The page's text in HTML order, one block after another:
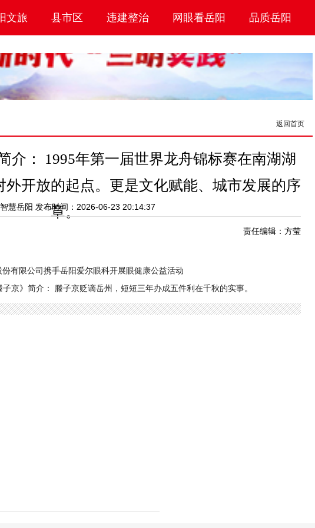
文旅 县市区 违建整治 网眼看岳阳 品质岳阳
返回首页
介： 1995年第一届世界龙舟锦标赛在南湖湖
开放的起点。更是文化赋能、城市发展的序
章。
智慧岳阳 发布时间：2026-06-23 20:14:37
责任编辑：方莹
有限公司携手岳阳爱尔眼科开展眼健康公益活动
京》简介： 滕子京贬谪岳州，短短三年办成五件利在千秋的实事。